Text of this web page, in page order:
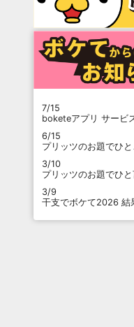
7/15
boketeアプリ サービ
6/15
プリッツのお題でひ
3/10
プリッツのお題でひ
3/9
干支でボケて2026 結